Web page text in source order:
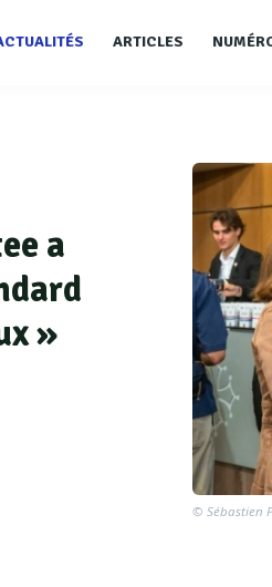
ARTICLES
a
»
© Sébastien